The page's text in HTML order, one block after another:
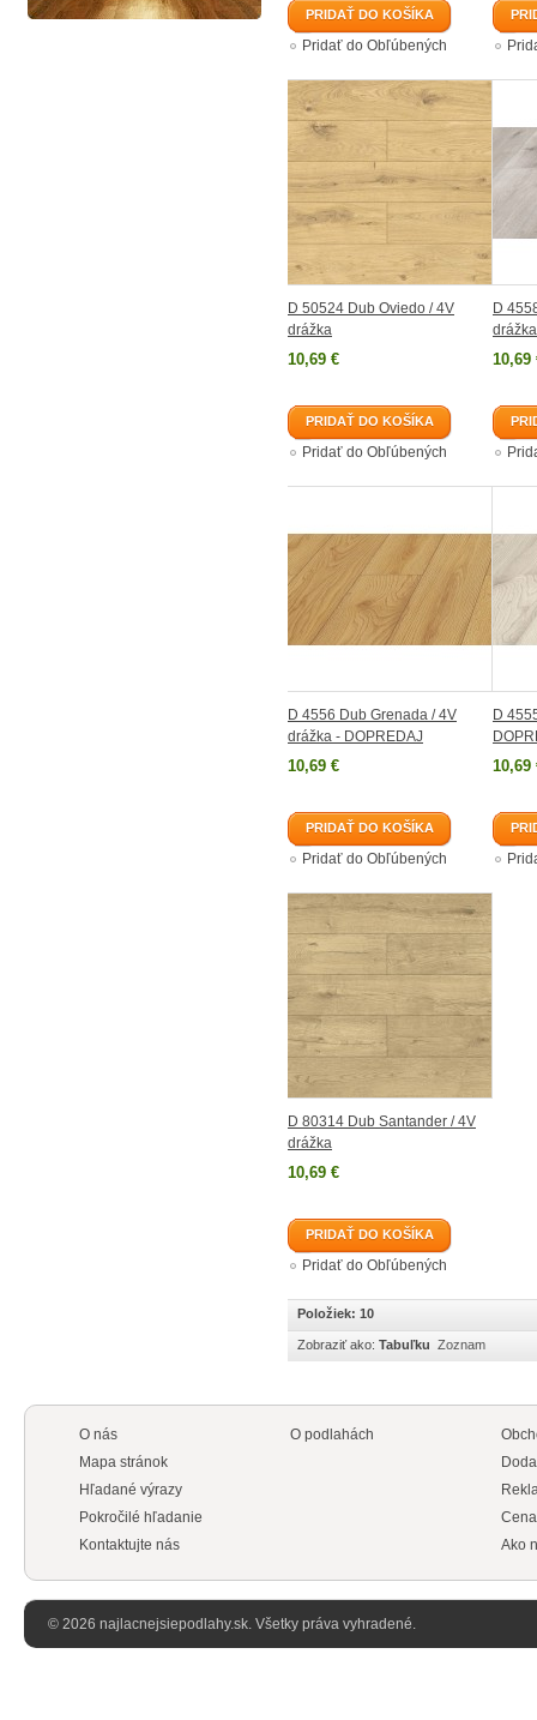
PRIDAŤ DO KOŠÍKA
Pridať do Obľúbených
D 50524 Dub Oviedo / 4V
drážka
10,69 €
PRIDAŤ DO KOŠÍKA
Pridať do Obľúbených
D
drážka
10,69
D 4556 Dub Grenada / 4V
drážka - DOPREDAJ
10,69 €
PRIDAŤ DO KOŠÍKA
Pridať do Obľúbených
D
10,69
D 80314 Dub Santander / 4V
drážka
10,69 €
PRIDAŤ DO KOŠÍKA
Pridať do Obľúbených
Položiek: 10
Zobraziť ako: Tabuľku Zoznam
O nás
Mapa stránok
Hľadané výrazy
Pokročilé hľadanie
Kontaktujte nás
O podlahách
Ako
© 2026 najlacnejsiepodlahy.sk. Všetky práva vyhradené.